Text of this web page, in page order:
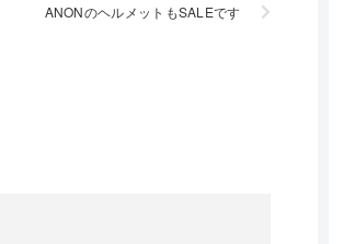
ANONのヘルメットもSALEです